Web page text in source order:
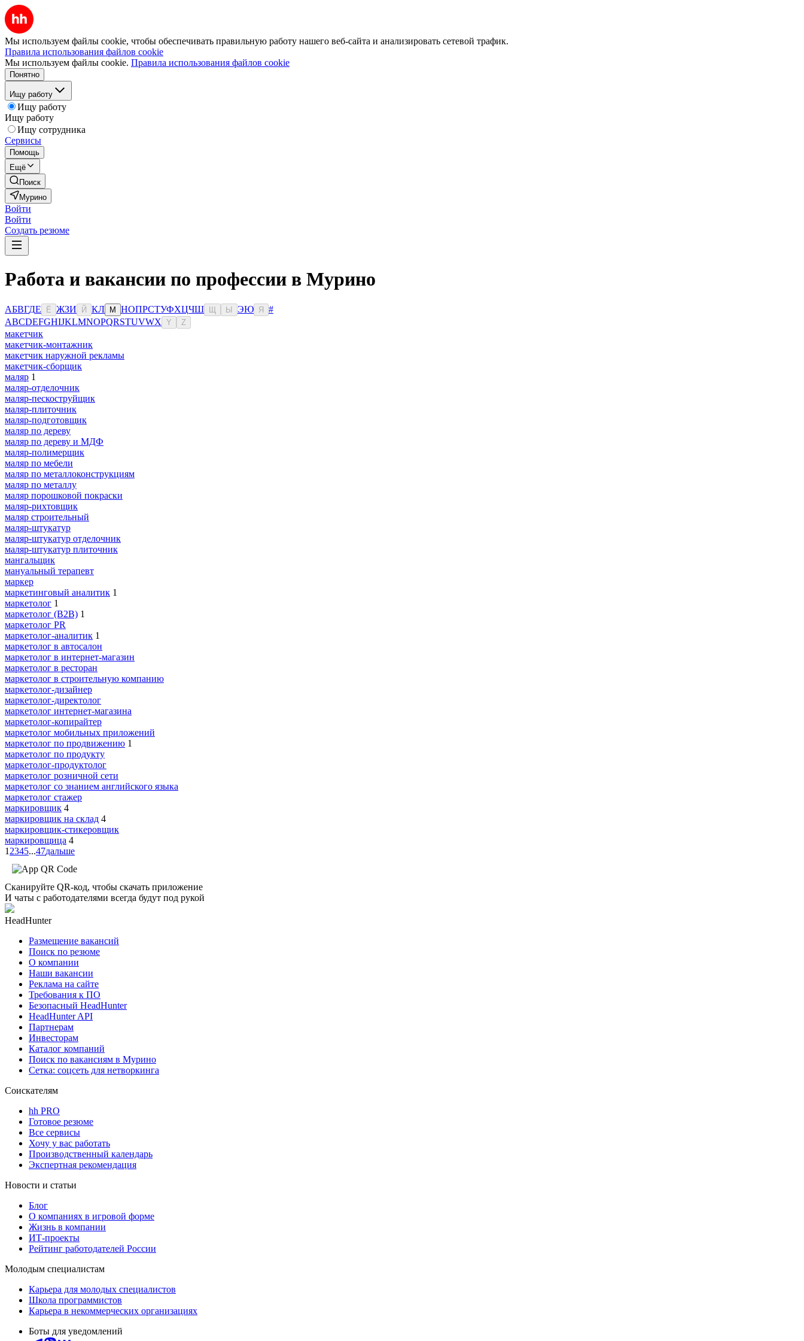
Мы используем файлы cookie, чтобы обеспечивать правильную работу нашего веб-сайта и анализировать сетевой трафик.
Правила использования файлов cookie
Мы используем файлы cookie. Правила использования файлов cookie
Понятно
Ищу работу
Ищу работу
Ищу работу
Ищу сотрудника
Сервисы
Помощь
Ещё
Поиск
Мурино
Войти
Войти
Создать резюме
Работа и вакансии по профессии в Мурино
АБВГДЕ Ё ЖЗИ Й КЛ М НОПРСТУФХЦЧШ Ы ЭЮ Я
#
ABCDEFGHIJKLMNOPQRSTUVWX Y Z
макетчик
макетчик-монтажник
макетчик наружной рекламы
макетчик-сборщик
маляр 1
маляр-отделочник
маляр-пескоструйщик
маляр-плиточник
маляр-подготовщик
маляр по дереву
маляр по дереву и МДФ
маляр-полимерщик
маляр по мебели
маляр по металлоконструкциям
маляр по металлу
маляр порошковой покраски
маляр-рихтовщик
маляр строительный
маляр-штукатур
маляр-штукатур отделочник
маляр-штукатур плиточник
мангальщик
мануальный терапевт
маркер
маркетинговый аналитик 1
маркетолог 1
маркетолог (B2B) 1
маркетолог PR
маркетолог-аналитик 1
маркетолог в автосалон
маркетолог в интернет-магазин
маркетолог в ресторан
маркетолог в строительную компанию
маркетолог-дизайнер
маркетолог-директолог
маркетолог интернет-магазина
маркетолог-копирайтер
маркетолог мобильных приложений
маркетолог по продвижению 1
маркетолог по продукту
маркетолог-продуктолог
маркетолог розничной сети
маркетолог со знанием английского языка
маркетолог стажер
маркировщик 4
маркировщик на склад 4
маркировщик-стикеровщик
маркировщица 4
1 2345...47дальше
Сканируйте QR-код, чтобы скачать приложение
И чаты с работодателями всегда будут под рукой
HeadHunter
Размещение вакансий
Поиск по резюме
О компании
Наши вакансии
Реклама на сайте
Требования к ПО
Безопасный HeadHunter
HeadHunter API
Партнерам
Инвесторам
Каталог компаний
Поиск по вакансиям в Мурино
Сетка: соцсеть для нетворкинга
Соискателям
hh PRO
Готовое резюме
Все сервисы
Хочу у вас работать
Производственный календарь
Экспертная рекомендация
Новости и статьи
Блог
О компаниях в игровой форме
Жизнь в компании
ИТ-проекты
Рейтинг работодателей России
Молодым специалистам
Карьера для молодых специалистов
Школа программистов
Карьера в некоммерческих организациях
Боты для уведомлений